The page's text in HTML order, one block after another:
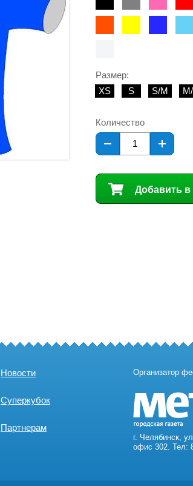
Размер:
XS
S S/M
Количество
Новости
Суперкубок
Партнерам
Организатор
г. Челябинск,
офис 302. Тел: